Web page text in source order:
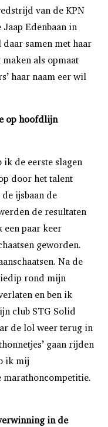
van de KPN
Edenbaan in
samen met haar
als opmaat
haar naam eer wil
op hoofdlijn
ik de eerste slagen
door het talent
ijsbaan de
de resultaten
een paar keer
geworden.
Na de
rond mijn
en ben ik
club STG Solid
de lol weer terug in
gaan rijden
ik mij
in de